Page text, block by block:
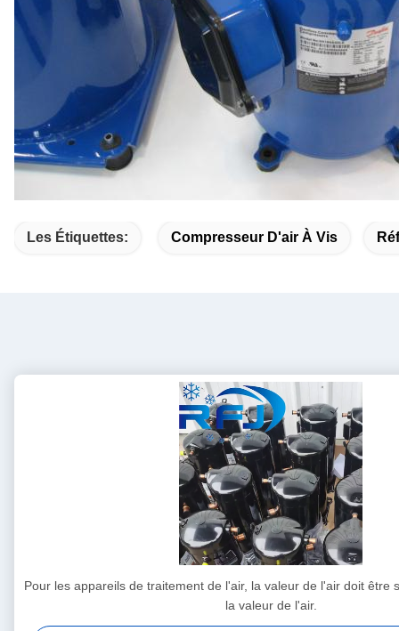
Les Étiquettes: Compresseur D'air À Vis
Pour les appareils de traitement de l'air, la valeur de l'air doit être
la valeur de l'air.